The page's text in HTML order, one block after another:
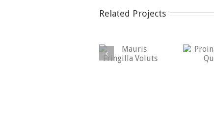
Related Projects